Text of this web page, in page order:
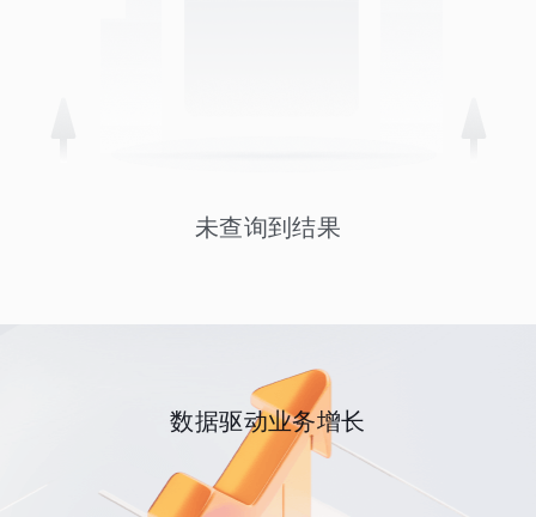
未查询到结果
数据驱动业务增长